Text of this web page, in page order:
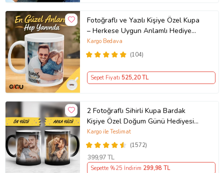
Fotoğraflı ve Yazılı Kişiye Özel Kupa
– Herkese Uygun Anlamlı Hediye
Porselen Baskılı Kupa (Beyaz)
(104)
Kargo Bedava
Sepet Fiyatı 525,20 TL
2 Fotoğraflı Sihirli Kupa Bardak
Kişiye Özel Doğum Günü Hediyesi
Sevgiliye Hediye Anneye Babaya
Ablaya Abiye Kız Erkek Kardeşe
Arkadaşa Resimli Günü Yıl Dönümü
Hediyesi
(1572)
Kargo ile Teslimat
399,97 TL
Sepette %25 İndirim 299,98 TL